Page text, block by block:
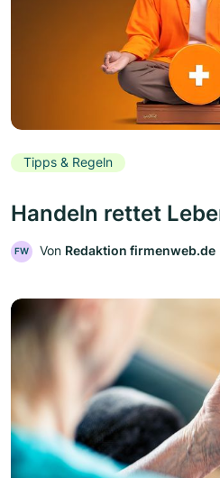
Tipps & Regeln
Handeln rettet
FW Von Redaktion firmenweb.de